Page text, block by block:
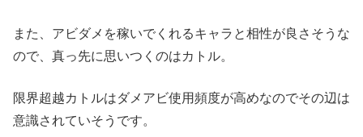
また、アビダメを稼いでくれるキャラと相性が良さそうな
ので、真っ先に思いつくのはカトル。
限界超越カトルはダメアビ使用頻度が高めなのでその辺は
意識されていそうです。